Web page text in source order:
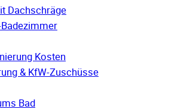
Dachschräge
Kosten
& KfW-Zuschüsse
Bad